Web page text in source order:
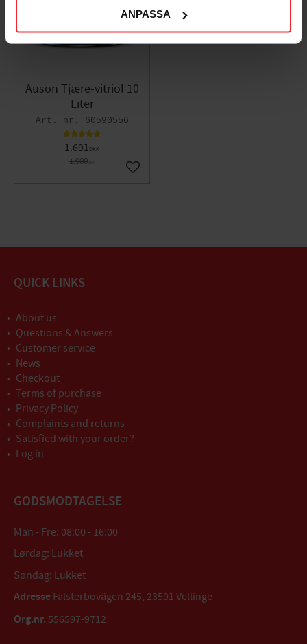
ANPASSA
Auson Tjære-vitriol 10
Liter
60590556
1.691DKK
1.900DKK
Gem som favorit
QUICK LINKS
About us
Questions & Answers
Customer service
News
Checkout
Terms of purchase
Privacy Policy
Complaints and returns
Satisfied with your order?
Log in
GODSMODTAGELSE
Man - Fre: 08:00 - 16:00
Lørdag: Lukket
Søndag: Lukket
Adresse Falsterbovägen 245, 23591 Vellinge
Org.nr. 556597-9712